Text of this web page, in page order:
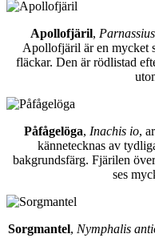
Apollofjäril,
Apollofjäril är en mycket
fläckar. Den är rödlistad
Påfågelöga, Inachis io,
kännetecknas av
bakgrundsfärg. Fjärilen
ses
Sorgmantel, Nymphalis